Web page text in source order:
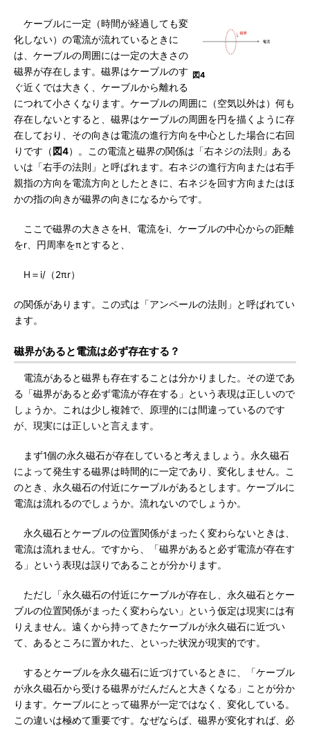
図4
ケーブルに一定（時間が経過しても変
化しない）の電流が流れているときに
は、ケーブルの周囲には一定の大きさの
磁界が存在します。磁界はケーブルのす
ぐ近くでは大きく、ケーブルから離れる
につれて小さくなります。ケーブルの周囲に（空気以外は）何も
存在しないとすると、磁界はケーブルの周囲を円を描くように存
在しており、その向きは電流の進行方向を中心とした場合に右回
りです（ 図4）。この電流と磁界の関係は「右ネジの法則」ある
いは「右手の法則」と呼ばれます。右ネジの進行方向または右手
親指の方向を電流方向としたときに、右ネジを回す方向またはほ
かの指の向きが磁界の向きになるからです。
ここで磁界の大きさをH、電流をi、ケーブルの中心からの距離
をr、円周率をπとすると、
H＝i/（2πr）
の関係があります。この式は「アンペールの法則」と呼ばれてい
ます。
磁界があると電流は必ず存在する？
電流があると磁界も存在することは分かりました。その逆であ
る「磁界があると必ず電流が存在する」という表現は正しいので
しょうか。これは少し複雑で、原理的には間違っているのです
が、現実には正しいと言えます。
まず1個の永久磁石が存在していると考えましょう。永久磁石
によって発生する磁界は時間的に一定であり、変化しません。こ
のとき、永久磁石の付近にケーブルがあるとします。ケーブルに
電流は流れるのでしょうか。流れないのでしょうか。
永久磁石とケーブルの位置関係がまったく変わらないときは、
電流は流れません。ですから、「磁界があると必ず電流が存在す
る」という表現は誤りであることが分かります。
ただし「永久磁石の付近にケーブルが存在し、永久磁石とケー
ブルの位置関係がまったく変わらない」という仮定は現実には有
りえません。遠くから持ってきたケーブルが永久磁石に近づい
て、あるところに置かれた、といった状況が現実的です。
するとケーブルを永久磁石に近づけているときに、「ケーブル
が永久磁石から受ける磁界がだんだんと大きくなる」ことが分か
ります。ケーブルにとって磁界が一定ではなく、変化している。
この違いは極めて重要です。なぜならば、磁界が変化すれば、必